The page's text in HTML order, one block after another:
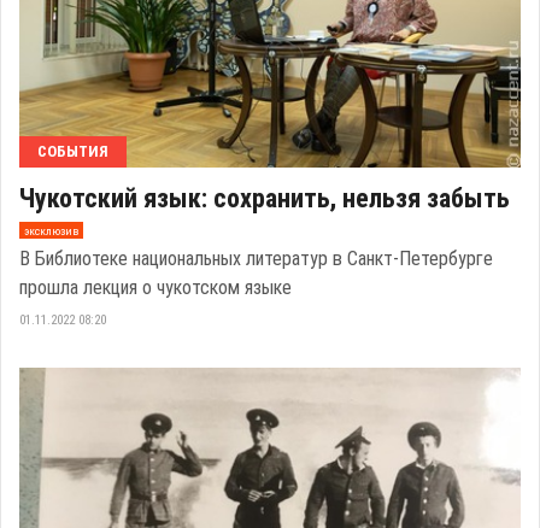
СОБЫТИЯ
Чукотский язык: сохранить, нельзя забыть
эксклюзив
В Библиотеке национальных литератур в Санкт-Петербурге
прошла лекция о чукотском языке
01.11.2022 08:20